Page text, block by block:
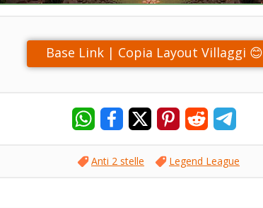
Base Link | Copia Layout Villaggi 😊
Anti 2 stelle Legend League